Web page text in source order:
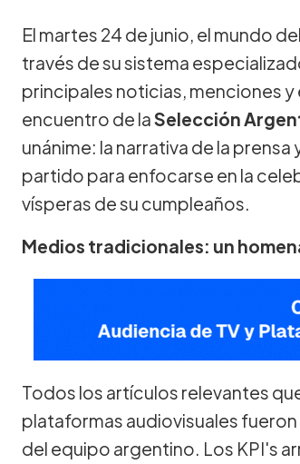
El martes 24 de junio, el mundo
través de su sistema
principales noticias, menciones
encuentro de laSelección
unánime: la narrativa de la
partido para enfocarse en la
vísperas de su cumpleaños.
Medios tradicionales: un
Todos los artículos relevantes
plataformas audiovisuales
del equipo argentino. Los KPI's